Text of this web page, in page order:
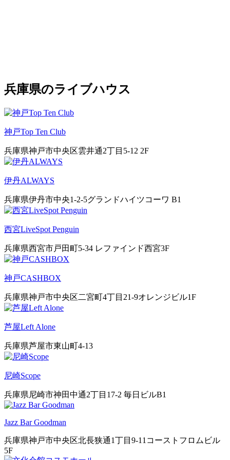
兵庫県のライブハウス
神戸Top Ten Club
兵庫県神戸市中央区雲井通2丁目5-12 2F
伊丹ALWAYS
兵庫県伊丹市中央1-2-5グランドハイツコーワ B1
西宮LiveSpot Penguin
兵庫県西宮市戸田町5-34 レファインド西宮3F
神戸CASHBOX
兵庫県神戸市中央区二宮町4丁目21-9オレンジビル1F
芦屋Left Alone
兵庫県芦屋市東山町4-13
尼崎Scope
兵庫県尼崎市神田中通2丁目17-2 毎日ビルB1
Jazz Bar Goodman
兵庫県神戸市中央区北長狭通1丁目9-11コーストフロムビル
5F